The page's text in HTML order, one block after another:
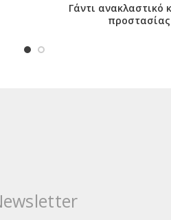
Γάντι ανακλαστικό
προστασίας